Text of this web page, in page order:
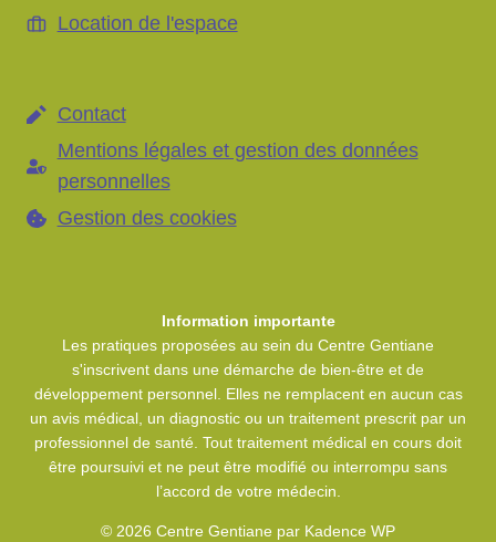
Location de l'espace
Contact
Mentions légales et gestion des données
personnelles
Gestion des cookies
Information importante
Les pratiques proposées au sein du Centre Gentiane
s'inscrivent dans une démarche de bien-être et de
développement personnel. Elles ne remplacent en aucun cas
un avis médical, un diagnostic ou un traitement prescrit par un
professionnel de santé. Tout traitement médical en cours doit
être poursuivi et ne peut être modifié ou interrompu sans
l’accord de votre médecin.
© 2026 Centre Gentiane par Kadence WP